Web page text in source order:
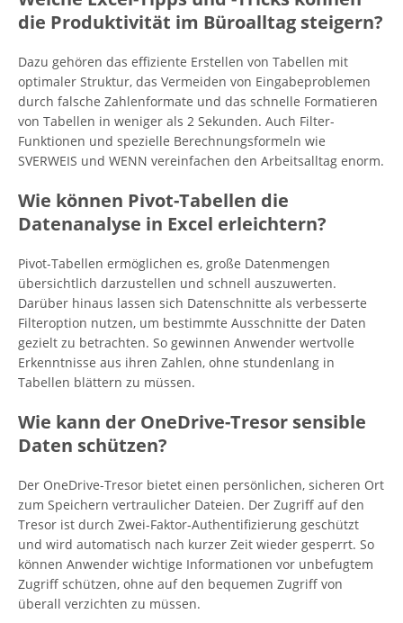
die Produktivität im Büroalltag steigern?
Dazu gehören das effiziente Erstellen von Tabellen mit
optimaler Struktur, das Vermeiden von Eingabeproblemen
durch falsche Zahlenformate und das schnelle Formatieren
von Tabellen in weniger als 2 Sekunden. Auch Filter-
Funktionen und spezielle Berechnungsformeln wie
SVERWEIS und WENN vereinfachen den Arbeitsalltag enorm.
Wie können Pivot-Tabellen die
Datenanalyse in Excel erleichtern?
Pivot-Tabellen ermöglichen es, große Datenmengen
übersichtlich darzustellen und schnell auszuwerten.
Darüber hinaus lassen sich Datenschnitte als verbesserte
Filteroption nutzen, um bestimmte Ausschnitte der Daten
gezielt zu betrachten. So gewinnen Anwender wertvolle
Erkenntnisse aus ihren Zahlen, ohne stundenlang in
Tabellen blättern zu müssen.
Wie kann der OneDrive-Tresor sensible
Daten schützen?
Der OneDrive-Tresor bietet einen persönlichen, sicheren Ort
zum Speichern vertraulicher Dateien. Der Zugriff auf den
Tresor ist durch Zwei-Faktor-Authentifizierung geschützt
und wird automatisch nach kurzer Zeit wieder gesperrt. So
können Anwender wichtige Informationen vor unbefugtem
Zugriff schützen, ohne auf den bequemen Zugriff von
überall verzichten zu müssen.